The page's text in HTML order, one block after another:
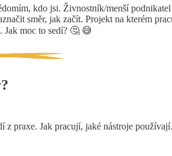
kdo jsi. Živnostník/menší
směr, jak začít. Projekt na kterém
Jak moc to sedí? 🤔 😅
z praxe. Jak pracují, jaké nástroje